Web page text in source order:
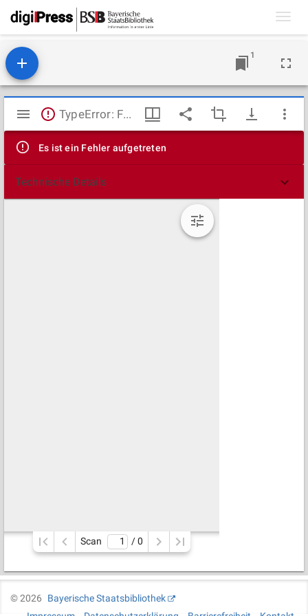
1
Mirador
Viewer
TypeError: Failed to fetch
Es ist ein Fehler aufgetreten
Technische Details
Scan / 0
©2026
Bayerische Staatsbibliothek